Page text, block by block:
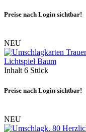
Preise nach Login sichtbar!
NEU
Lichtspiel Baum
Inhalt 6 Stück
Preise nach Login sichtbar!
NEU